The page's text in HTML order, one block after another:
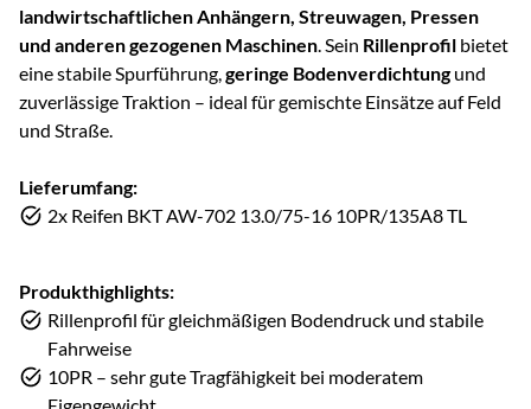
landwirtschaftlichen Anhängern, Streuwagen, Pressen
und anderen gezogenen Maschinen. Sein Rillenprofil bietet
eine stabile Spurführung,geringe Bodenverdichtungund
zuverlässige Traktion – ideal für gemischte Einsätze auf Feld
und Straße.
Lieferumfang:
2x Reifen BKT AW-702 13.0/75-16 10PR/135A8 TL
Produkthighlights:
Rillenprofil für gleichmäßigen Bodendruck und stabile
Fahrweise
10PR – sehr gute Tragfähigkeit bei moderatem